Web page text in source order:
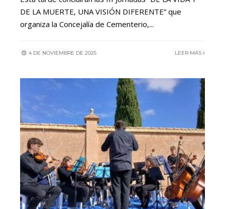
DE LA MUERTE, UNA VISIÓN DIFERENTE” que
organiza la Concejalía de Cementerio,...
4 DE NOVIEMBRE DE 2025 LEER MÁS